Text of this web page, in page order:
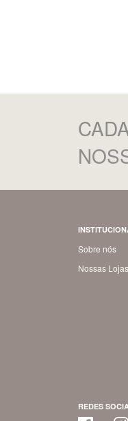
Sobre nós
Nossas Lojas
REDES